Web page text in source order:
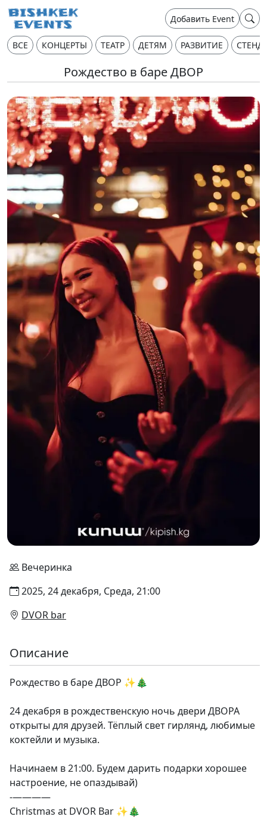
Добавить Event
ВСЕ КОНЦЕРТЫ ТЕАТР ДЕТЯМ РАЗВИТИЕ
Рождество в баре ДВОР
Вечеринка
2025, 24 декабря, Среда, 21:00
DVOR bar
Описание
Рождество в баре ДВОР ✨🎄
24 декабря в рождественскую ночь двери ДВОРА
открыты для друзей. Тёплый свет гирлянд, любимые
коктейли и музыка.
Начинаем в 21:00. Будем дарить подарки хорошее
настроение, не опаздывай)
-————
Christmas at DVOR Bar ✨🎄